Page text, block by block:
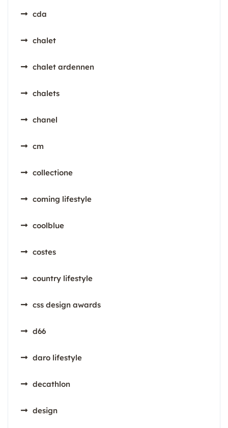
cda
chalet
chalet ardennen
chalets
chanel
cm
collectione
coming lifestyle
coolblue
costes
country lifestyle
css design awards
d66
daro lifestyle
decathlon
design